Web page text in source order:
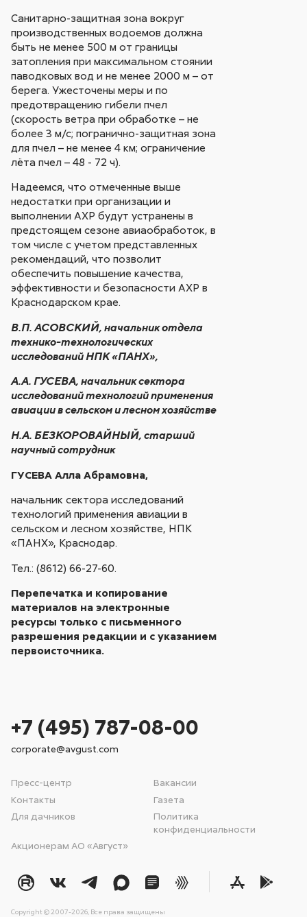
Санитарно-защитная зона вокруг
производственных водоемов должна
быть не менее 500 м от границы
затопления при максимальном стоянии
паводковых вод и не менее 2000 м – от
берега. Ужесточены меры и по
предотвращению гибели пчел
(скорость ветра при обработке – не
более 3 м/с; погранично-защитная зона
для пчел – не менее 4 км; ограничение
лёта пчел – 48 - 72 ч).
Надеемся, что отмеченные выше
недостатки при организации и
выполнении АХР будут устранены в
предстоящем сезоне авиаобработок, в
том числе с учетом представленных
рекомендаций, что позволит
обеспечить повышение качества,
эффективности и безопасности АХР в
Краснодарском крае.
В.П. АСОВСКИЙ, начальник отдела
технико-технологических
исследований НПК «ПАНХ»,
А.А. ГУСЕВА, начальник сектора
исследований технологий применения
авиации в сельском и лесном хозяйстве
Н.А. БЕЗКОРОВАЙНЫЙ, старший
научный сотрудник
ГУСЕВА Алла Абрамовна,
начальник сектора исследований
технологий применения авиации в
сельском и лесном хозяйстве, НПК
«ПАНХ», Краснодар.
Тел.: (8612) 66-27-60.
Перепечатка и копирование
материалов на электронные
ресурсы только с письменного
разрешения редакции и с указанием
первоисточника.
Пресс-центр
Вакансии
Контакты
Газета
Для дачников
Политика
конфиденциальности
Акционерам АО «Август»
+7 (495) 787-08-00
corporate@avgust.com
Copyright © 2007-2026, Все права защищены